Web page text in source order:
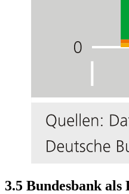
3.5 Bundesbank als